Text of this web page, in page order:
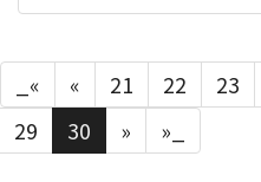
_« « 21 22 23
29
30 » »_